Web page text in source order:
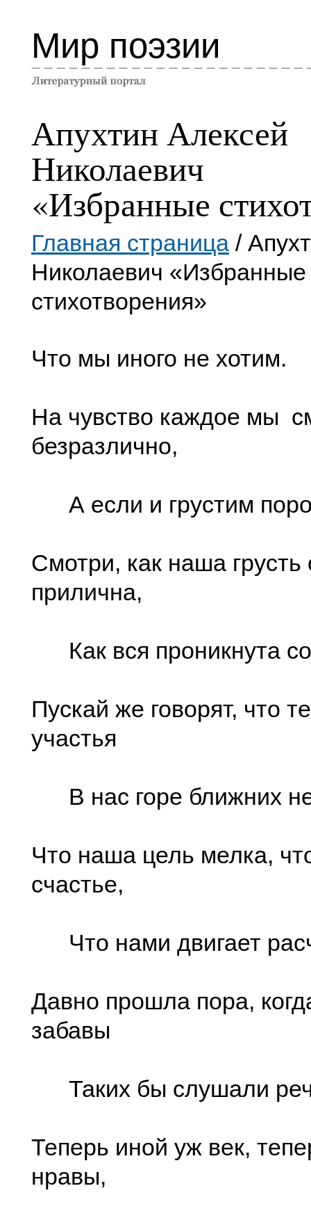
Мир поэзии
Апухтин Алексей
Николаевич
«Избранные
Главная страница /
Николаевич «Избранные
стихотворения»
Что мы иного не хотим.
На чувство каждое мы
безразлично,
А если и грустим
Смотри, как наша грусть
прилична,
Как вся проникнута
Пускай же говорят, что
участья
В нас горе ближних
Что наша цель мелка,
счастье,
Что нами двигает
Давно прошла пора,
забавы
Таких бы слушали
Теперь иной уж век,
нравы,